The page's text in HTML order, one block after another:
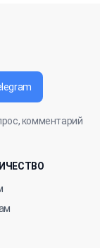
комментарий